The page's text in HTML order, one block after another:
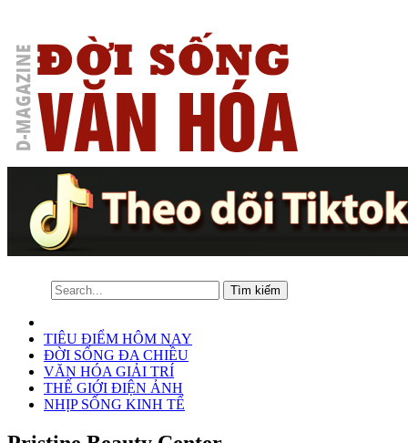
TIÊU ĐIỂM HÔM NAY
ĐỜI SỐNG ĐA CHIỀU
VĂN HÓA GIẢI TRÍ
THẾ GIỚI ĐIỆN ẢNH
NHỊP SỐNG KINH TẾ